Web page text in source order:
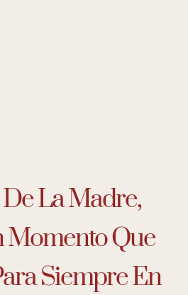
La Madre,
Momento Que
Siempre En